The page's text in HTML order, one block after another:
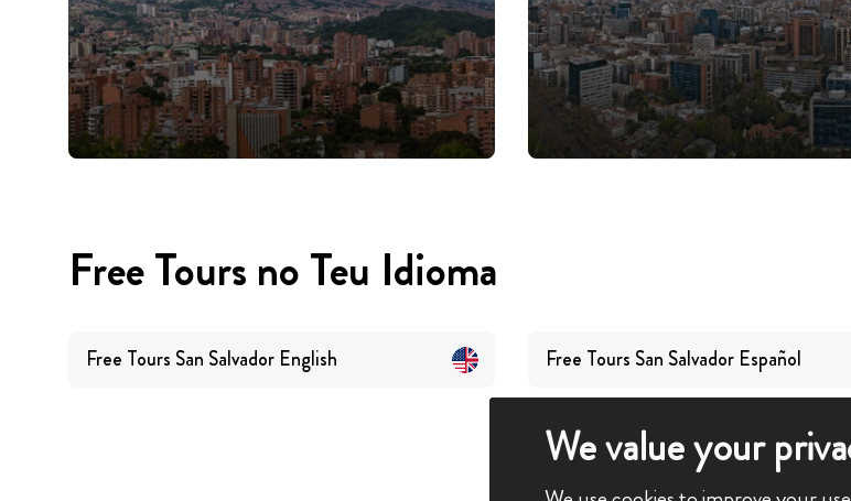
Free Tours no Teu Idioma
Free Tours San Salvador English Free Tours San Salvador Español
We value your